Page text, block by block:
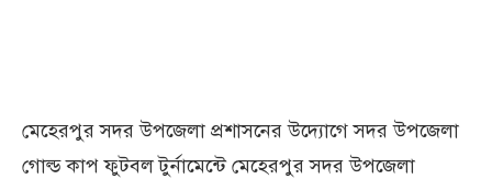
মেহেরপুর সদর উপজেলা প্রশাসনের উদ্যোগে সদর উপজেলা
গোল্ড কাপ ফুটবল টুর্নামেন্টে মেহেরপুর সদর উপজেলা